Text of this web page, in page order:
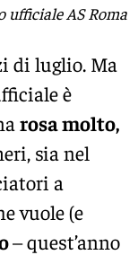
ufficiale AS Roma
di luglio. Ma
è
rosa molto,
sia nel
a
vuole (e
– quest’anno